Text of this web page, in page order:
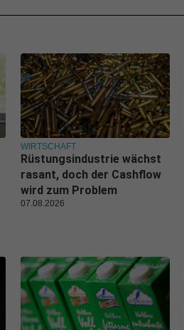
WIRTSCHAFT
Rüstungsindustrie wächst
rasant, doch der Cashflow
wird zum Problem
07.08.2026